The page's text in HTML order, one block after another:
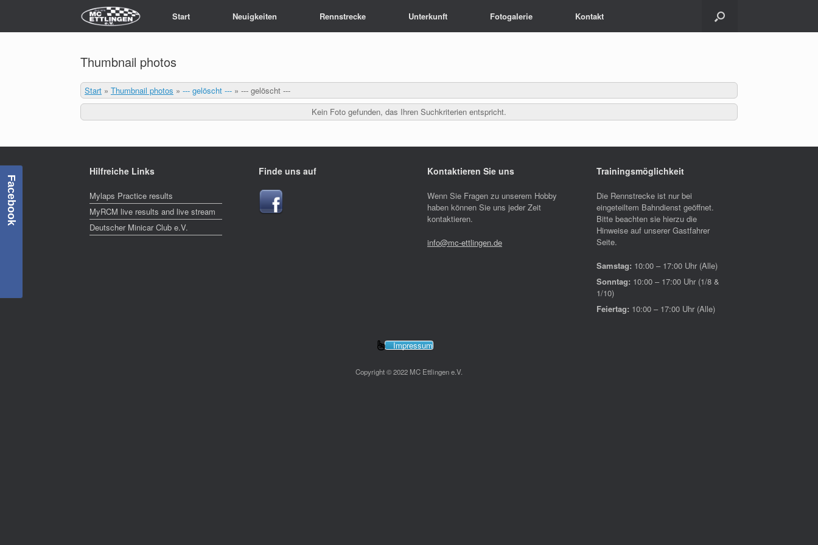
Start Neuigkeiten Rennstrecke Unterkunft Fotogalerie Kontakt
Thumbnail photos
Start » Thumbnail photos » --- gelöscht --- » --- gelöscht ---
Kein Foto gefunden, das Ihren Suchkriterien entspricht.
Hilfreiche Links
Mylaps Practice results
MyRCM live results and live stream
Deutscher Minicar Club e.V.
Finde uns auf Kontaktieren Sie uns
Wenn Sie Fragen zu unserem Hobby
haben können Sie uns jeder Zeit
kontaktieren.
info@mc-ettlingen.de
Trainingsmöglichkeit
Die Rennstrecke ist nur bei
eingeteiltem Bahndienst geöffnet.
Bitte beachten sie hierzu die
Hinweise auf unserer Gastfahrer
Seite.
Samstag: 10:00 – 17:00 Uhr (Alle)
Sonntag: 10:00 – 17:00 Uhr (1/8 &
1/10)
Feiertag: 10:00 – 17:00 Uhr (Alle)
Impressum
Copyright © 2022 MC Ettlingen e.V.
Facebook